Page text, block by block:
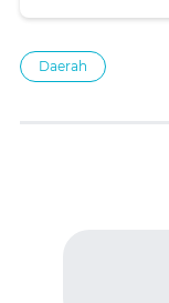
Daerah